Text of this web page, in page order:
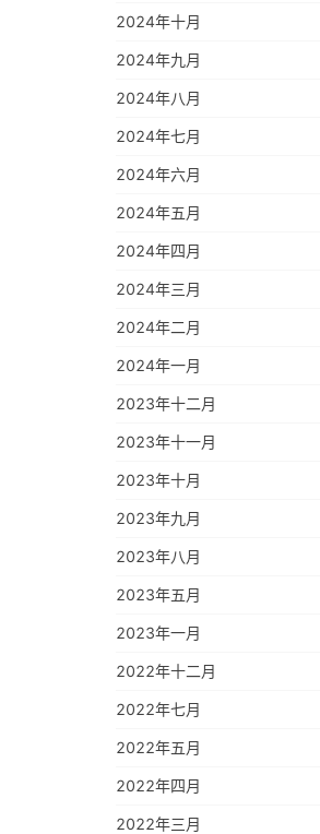
2024年十月
2024年九月
2024年八月
2024年七月
2024年六月
2024年五月
2024年四月
2024年三月
2024年二月
2024年一月
2023年十二月
2023年十一月
2023年十月
2023年九月
2023年八月
2023年五月
2023年一月
2022年十二月
2022年七月
2022年五月
2022年四月
2022年三月